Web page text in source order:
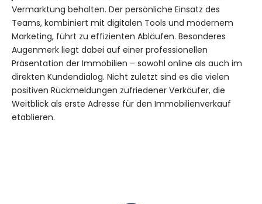
Vermarktung behalten. Der persönliche Einsatz des
Teams, kombiniert mit digitalen Tools und modernem
Marketing, führt zu effizienten Abläufen. Besonderes
Augenmerk liegt dabei auf einer professionellen
Präsentation der Immobilien – sowohl online als auch im
direkten Kundendialog. Nicht zuletzt sind es die vielen
positiven Rückmeldungen zufriedener Verkäufer, die
Weitblick als erste Adresse für den Immobilienverkauf
etablieren.